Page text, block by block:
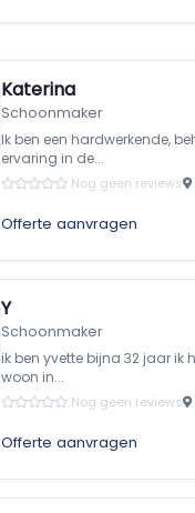
Katerina
Schoonmaker
Ik ben een hardwerkende,
ervaring in de...
Nog geen reviews
Offerte aanvragen
Y
Schoonmaker
ik ben yvette bijna 32 jaar ik
woon in...
Nog geen reviews
Offerte aanvragen